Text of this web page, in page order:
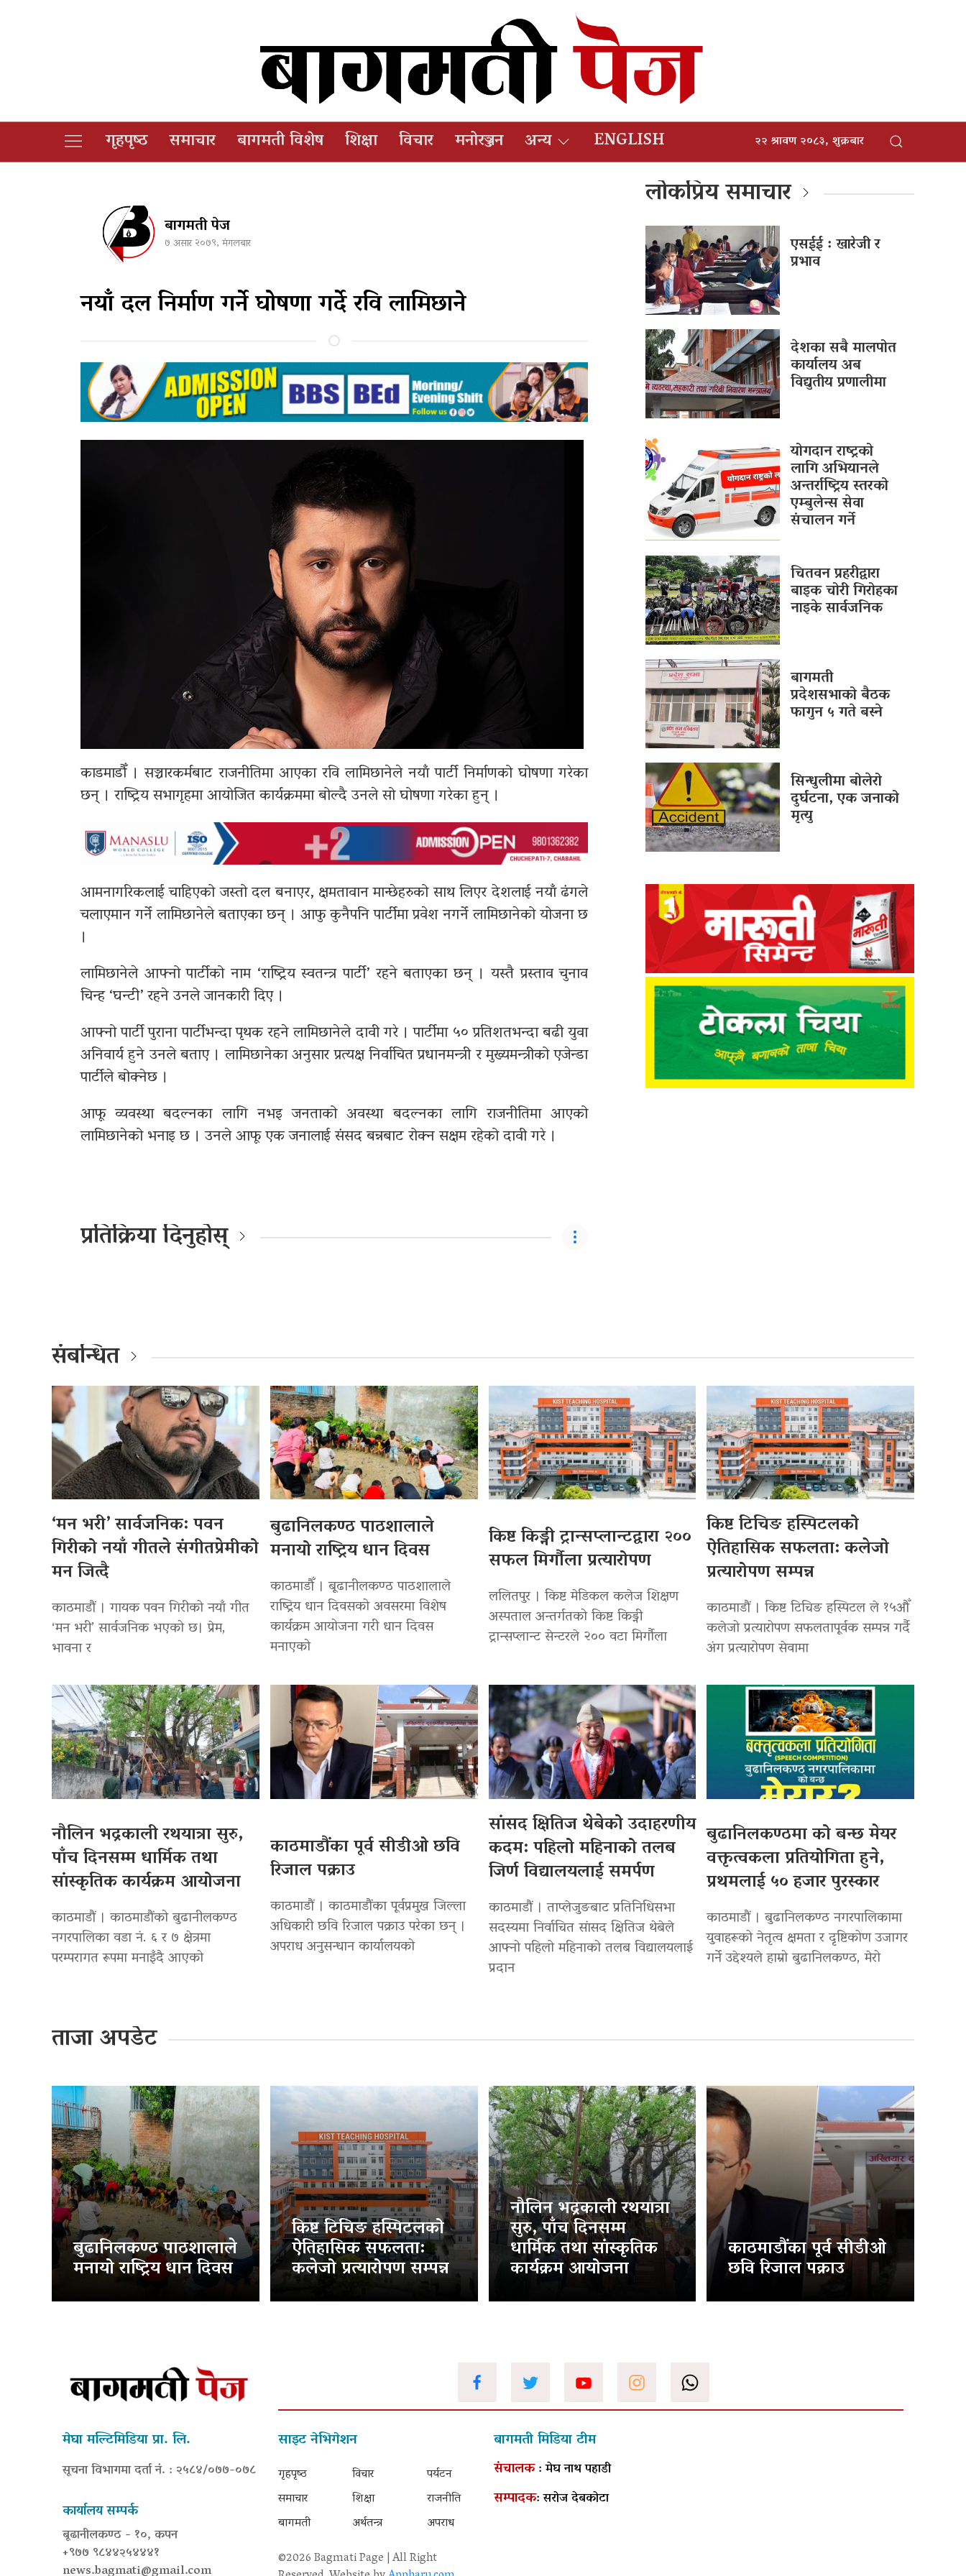
गृहपृष्‍ठ समाचार बागमती विशेष शिक्षा विचार मनोरञ्जन अन्य ENGLISH २२ श्रावण २०८३, शुक्रबार
बागमती पेज
७ असार २०७९, मंगलबार
नयाँ दल निर्माण गर्ने घोषणा गर्दे रवि लामिछाने
काडमाडौँ । सञ्चारकर्मबाट राजनीतिमा आएका रवि लामिछानेले नयाँ पार्टी निर्माणको घोषणा गरेका
छन् । राष्ट्रिय सभागृहमा आयोजित कार्यक्रममा बोल्दै उनले सो घोषणा गरेका हुन् ।
आमनागरिकलाई चाहिएको जस्तो दल बनाएर, क्षमतावान मान्छेहरुको साथ लिएर देशलाई नयाँ ढंगले
चलाएमान गर्ने लामिछानेले बताएका छन् । आफु कुनैपनि पार्टीमा प्रवेश नगर्ने लामिछानेको योजना छ
।
लामिछानेले आफ्नो पार्टीको नाम ‘राष्ट्रिय स्वतन्त्र पार्टी’ रहने बताएका छन् । यस्तै प्रस्ताव चुनाव
चिन्ह ‘घन्टी’ रहने उनले जानकारी दिए ।
आफ्नो पार्टी पुराना पार्टीभन्दा पृथक रहने लामिछानेले दावी गरे । पार्टीमा ५० प्रतिशतभन्दा बढी युवा
अनिवार्य हुने उनले बताए । लामिछानेका अनुसार प्रत्यक्ष निर्वाचित प्रधानमन्त्री र मुख्यमन्त्रीको एजेन्डा
पार्टीले बोक्नेछ ।
आफू व्यवस्था बदल्नका लागि नभइ जनताको अवस्था बदल्नका लागि राजनीतिमा आएको
लामिछानेको भनाइ छ । उनले आफू एक जनालाई संसद बन्नबाट रोक्न सक्षम रहेको दावी गरे ।
प्रतिक्रिया दिनुहोस्
लोकप्रिय समाचार
एसईई : खारेजी र
प्रभाव
देशका सबै मालपोत
कार्यालय अब
विद्युतीय प्रणालीमा
योगदान राष्ट्रको
लागि अभियानले
अन्तर्राष्ट्रिय स्तरको
एम्बुलेन्स सेवा
संचालन गर्ने
चितवन प्रहरीद्वारा
बाइक चोरी गिरोहका
नाइके सार्वजनिक
बागमती
प्रदेशसभाको बैठक
फागुन ५ गते बस्ने
सिन्धुलीमा बोलेरो
दुर्घटना, एक जनाको
मृत्यु
संबन्धित
‘मन भरी’ सार्वजनिक: पवन
गिरीको नयाँ गीतले संगीतप्रेमीको
मन जित्दै
काठमाडौं । गायक पवन गिरीको नयाँ गीत
‘मन भरी’ सार्वजनिक भएको छ। प्रेम,
भावना र
बुढानिलकण्ठ पाठशालाले
मनायो राष्ट्रिय धान दिवस
काठमाडौँ । बूढानीलकण्ठ पाठशालाले
राष्ट्रिय धान दिवसको अवसरमा विशेष
कार्यक्रम आयोजना गरी धान दिवस
मनाएको
किष्ट किड्नी ट्रान्सप्लान्टद्वारा २००
सफल मिर्गौला प्रत्यारोपण
ललितपुर । किष्ट मेडिकल कलेज शिक्षण
अस्पताल अन्तर्गतको किष्ट किड्नी
ट्रान्सप्लान्ट सेन्टरले २०० वटा मिर्गौला
किष्ट टिचिङ हस्पिटलको
ऐतिहासिक सफलता: कलेजो
प्रत्यारोपण सम्पन्न
काठमाडौं । किष्ट टिचिङ हस्पिटल ले १५औँ
कलेजो प्रत्यारोपण सफलतापूर्वक सम्पन्न गर्दै
अंग प्रत्यारोपण सेवामा
नौलिन भद्रकाली रथयात्रा सुरु,
पाँच दिनसम्म धार्मिक तथा
सांस्कृतिक कार्यक्रम आयोजना
काठमाडौं । काठमाडौंको बुढानीलकण्ठ
नगरपालिका वडा नं. ६ र ७ क्षेत्रमा
परम्परागत रूपमा मनाइँदै आएको
काठमाडौंका पूर्व सीडीओ छवि
रिजाल पक्राउ
काठमाडौं । काठमाडौंका पूर्वप्रमुख जिल्ला
अधिकारी छवि रिजाल पक्राउ परेका छन् ।
अपराध अनुसन्धान कार्यालयको
सांसद क्षितिज थेबेको उदाहरणीय
कदम: पहिलो महिनाको तलब
जिर्ण विद्यालयलाई समर्पण
काठमाडौं । ताप्लेजुङबाट प्रतिनिधिसभा
सदस्यमा निर्वाचित सांसद क्षितिज थेबेले
आफ्नो पहिलो महिनाको तलब विद्यालयलाई
प्रदान
बुढानिलकण्ठमा को बन्छ मेयर
वक्तृत्वकला प्रतियोगिता हुने,
प्रथमलाई ५० हजार पुरस्कार
काठमाडौं । बुढानिलकण्ठ नगरपालिकामा
युवाहरूको नेतृत्व क्षमता र दृष्टिकोण उजागर
गर्ने उद्देश्यले हाम्रो बुढानिलकण्ठ, मेरो
ताजा अपडेट
बुढानिलकण्ठ पाठशालाले
मनायो राष्ट्रिय धान दिवस
किष्ट टिचिङ हस्पिटलको
ऐतिहासिक सफलता:
कलेजो प्रत्यारोपण सम्पन्न
नौलिन भद्रकाली रथयात्रा
सुरु, पाँच दिनसम्म
धार्मिक तथा सांस्कृतिक
कार्यक्रम आयोजना
काठमाडौंका पूर्व सीडीओ
छवि रिजाल पक्राउ
मेघा मल्टिमिडिया प्रा. लि.
सूचना विभागमा दर्ता नं. : २५८४/०७७-०७८
कार्यालय सम्पर्क
बूढानीलकण्ठ - १०, कपन
+९७७ ९८४४२५४४४१
साइट नेभिगेशन
गृहपृष्‍ठ
समाचार
बागमती
विचार
शिक्षा
अर्थतन्त्र
पर्यटन
राजनीति
अपराध
©2026 Bagmati Page | All Right
बागमती मिडिया टीम
संचालक: मेघ नाथ पहाडी
सम्पादक: सरोज देबकोटा